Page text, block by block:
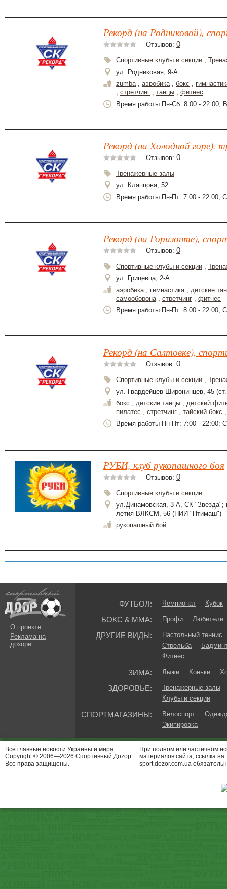
Рекорд (на Родниковой),
Отзывов: 0
Спортивные клубы и секции ,
ул. Родниковая, 9-А
zumba, аэробика, бокс ,
, стретчинг , танцы , фитнес
Время работы Пн-Сб: 8:00 - 22:00;
Рекорд (на Холодной горе),
Отзывов: 0
Тренажерные залы
ул. Клапцова, 52
Время работы Пн-Пт: 7:00 - 22:00;
Рекорд (на Горизонте),
Отзывов: 0
Спортивные клубы и секции ,
ул. Грицевца, 2-А
аэробика, гимнастика, детские
самооборона, стретчинг , фитнес
Время работы Пн-Пт: 8:00 - 22:00;
Рекорд (на Салтовке),
Отзывов: 0
Спортивные клубы и секции ,
ул. Гвардейцев Широнинцев, 45
бокс , детские танцы , детский
пилатес , стретчинг , тайский бокс
Время работы Пн-Пт: 7:00 - 22:00;
РУБИ, клуб рукопашного боя
Отзывов: 0
Спортивные клубы и секции
ул.Динамовская, 3-А, СК
летия ВЛКСМ, 56 (НИИ "Птимаш")
рукопашный бой
О проекте
Реклама на
дозоре
ФУТБОЛ: Чемпионат Кубок
БОКС & ММА: Профи Любители
ДРУГИЕ ВИДЫ:
Настольный теннис
Стрельба
Фитнес
ЗИМА: Лыжи Коньки
ЗДОРОВЬЕ:
Тренажерные залы
Клубы и секции
СПОРТМАГАЗИНЫ: Велоспорт
Экипировка
Все главные новости Украины и мира.
Copyright © 2006—2026 Спортивный Доzор
Все права защищены.
При полном или частичном
материалов сайта, ссылка на
sport.dozor.com.ua